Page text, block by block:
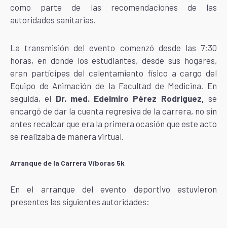
como parte de las recomendaciones de las
autoridades sanitarias.
La transmisión del evento comenzó desde las 7:30
horas, en donde los estudiantes, desde sus hogares,
eran partícipes del calentamiento físico a cargo del
Equipo de Animación de la Facultad de Medicina. En
seguida, el Dr. med. Edelmiro Pérez Rodríguez, se
encargó de dar la cuenta regresiva de la carrera, no sin
antes recalcar que era la primera ocasión que este acto
se realizaba de manera virtual.
Arranque de la Carrera Víboras 5k
En el arranque del evento deportivo estuvieron
presentes las siguientes autoridades: